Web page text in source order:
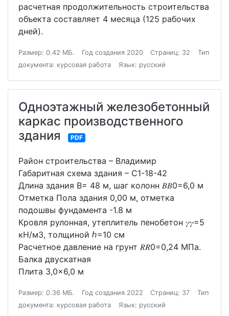
расчетная продолжительность строительства
объекта составляет 4 месяца (125 рабочих
дней).
Размер: 0.42 МБ. Год создания 2020 Страниц: 32
Тип
документа: курсовая работа
Язык: русский
Одноэтажный железобетонный
каркас производственного
здания
PDF
Район строительства – Владимир
Габаритная схема здания – С1-18-42
Длина здания В= 48 м, шаг колонн 𝐵𝐵0=6,0 м
Отметка Пола здания 0,00 м, отметка
подошвы фундамента -1.8 м
Кровля рулонная, утеплитель пенобетон 𝛾𝛾=5
кН/м3, толщиной ℎ=10 см
Расчетное давление на грунт 𝑅𝑅0=0,24 МПа.
Балка двускатная
Плита 3,0×6,0 м
Размер: 0.36 МБ. Год создания 2022 Страниц: 37
Тип
документа: курсовая работа
Язык: русский